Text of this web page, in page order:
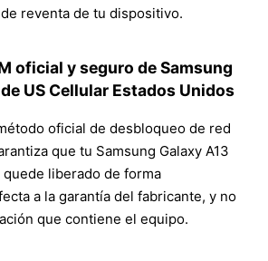
reventa de tu dispositivo.
oficial y seguro de Samsung
US Cellular Estados Unidos
oficial de desbloqueo de red
que tu Samsung Galaxy A13
quede liberado de forma
a la garantía del fabricante, y no
que contiene el equipo.